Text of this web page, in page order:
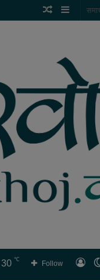
Random
Follow
30 ℃